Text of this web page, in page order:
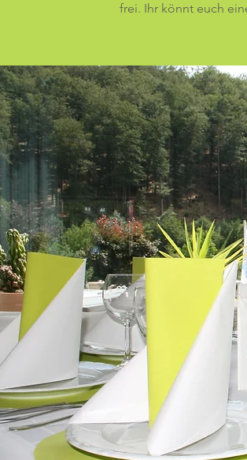
frei. Ihr könnt euch